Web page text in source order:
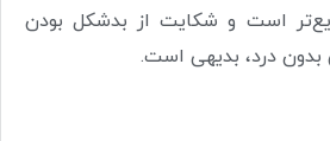
است و شکایت از بدشکل بودن
بدون درد، بدیهی است.